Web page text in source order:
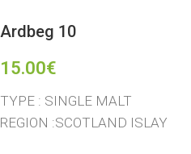
Ardbeg 10
15.00€
TYPE : SINGLE MALT
REGION :SCOTLAND ISLAY